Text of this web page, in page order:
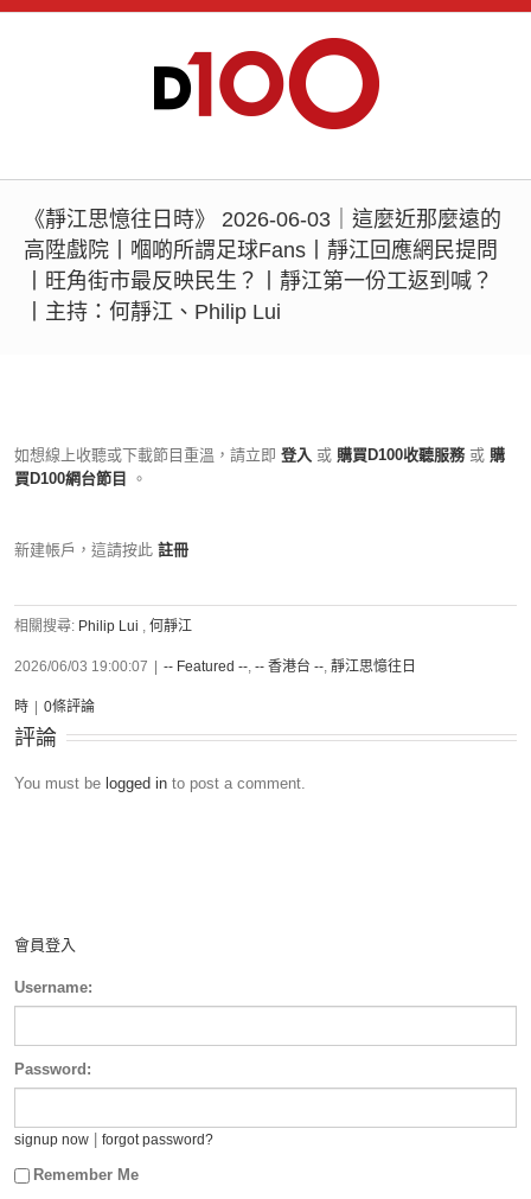
《靜江思憶往日時》 2026-06-03｜這麼近那麼遠的
高陞戲院丨嗰啲所謂足球Fans丨靜江回應網民提問
丨旺角街市最反映民生？丨靜江第一份工返到喊？
丨主持：何靜江、Philip Lui
如想線上收聽或下載節目重溫，請立即 登入 或 購買D100收聽服務 或 購
買D100網台節目
。
新建帳戶，這請按此 註冊
相關搜尋: Philip Lui , 何靜江
2026/06/03 19:00:07 -- Featured --, -- 香港台 --, 靜江思憶往日
時 0條評論
評論
You must be logged in to post a comment.
會員登入
Username:
Password:
signup now forgot password?
Remember Me